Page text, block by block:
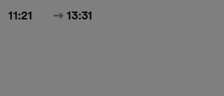
11:21 13:31